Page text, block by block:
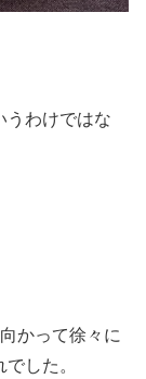
うわけではな
かって徐々に
した。